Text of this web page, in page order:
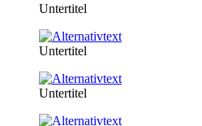
Untertitel
Untertitel
Untertitel